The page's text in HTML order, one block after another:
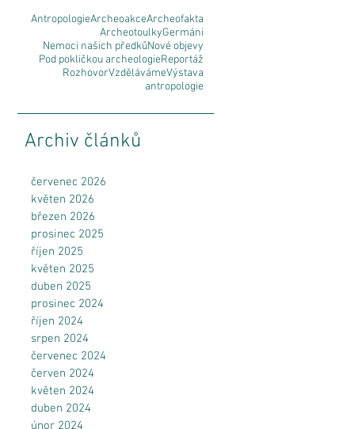
AntropologieArcheoakceArcheofakta
ArcheotoulkyGermáni
Nemoci našich předkůNové objevy
Pod pokličkou archeologieReportáž
RozhovorVzdělávámeVýstava
antropologie
Archiv článků
červenec 2026
květen 2026
březen 2026
prosinec 2025
říjen 2025
květen 2025
duben 2025
prosinec 2024
říjen 2024
srpen 2024
červenec 2024
červen 2024
květen 2024
duben 2024
únor 2024